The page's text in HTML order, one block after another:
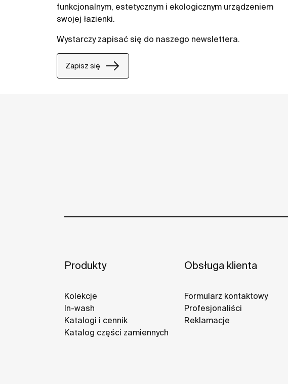
funkcjonalnym, estetycznym i ekologicznym urządzeniem
swojej łazienki.
Wystarczy zapisać się do naszego newslettera.
Zapisz się
Produkty
Kolekcje
In-wash
Katalogi i cennik
Katalog części zamiennych
Obsługa klienta
Formularz kontaktowy
Profesjonaliści
Reklamacje